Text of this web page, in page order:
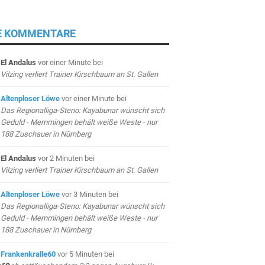
KOMMENTARE
El Andalus vor einer Minutebei
Vilzing verliert Trainer Kirschbaum an St. Gallen
Altenploser Löwe vor einer Minutebei
Das Regionalliga-Steno: Kayabunar wünscht sich
Geduld - Memmingen behält weiße Weste - nur
188 Zuschauer in Nürnberg
El Andalus vor 2 Minuten bei
Vilzing verliert Trainer Kirschbaum an St. Gallen
Altenploser Löwe vor 3 Minuten bei
Das Regionalliga-Steno: Kayabunar wünscht sich
Geduld - Memmingen behält weiße Weste - nur
188 Zuschauer in Nürnberg
Frankenkralle60 vor 5 Minuten bei